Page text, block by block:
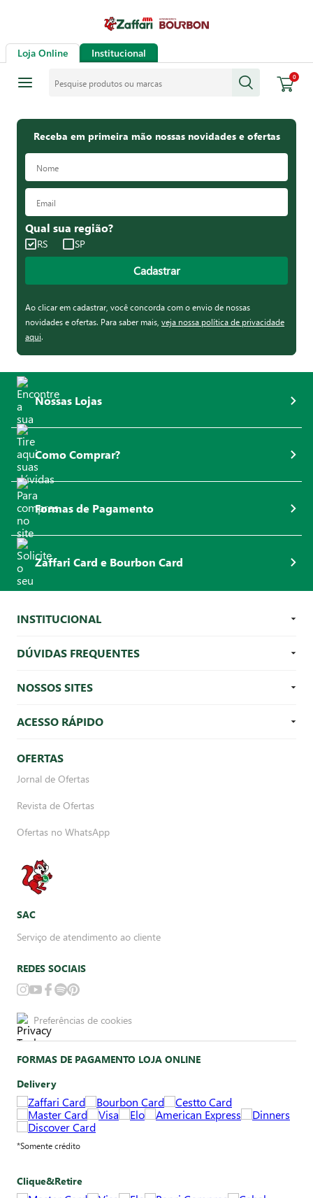
Loja Online Institucional
0
Receba em primeira mão nossas novidades e ofertas
Qual sua região?
RS SP
Cadastrar
Ao clicar em cadastrar, você concorda com o envio de nossas
novidades e ofertas. Para saber mais, veja nossa política de privacidade
aqui.
Nossas Lojas
Como Comprar?
Formas de Pagamento
Zaffari Card e Bourbon Card
INSTITUCIONAL
DÚVIDAS FREQUENTES
NOSSOS SITES
ACESSO RÁPIDO
OFERTAS
Jornal de Ofertas
Revista de Ofertas
Ofertas no WhatsApp
SAC
Serviço de atendimento ao cliente
REDES SOCIAIS
Preferências de cookies
FORMAS DE PAGAMENTO LOJA ONLINE
Delivery
*Somente crédito
Clique&Retire